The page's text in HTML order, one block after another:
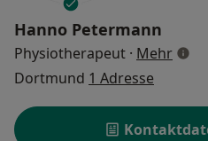
Hanno Petermann
Physiotherapeut · Mehrüber
Dortmund 1 Adresse